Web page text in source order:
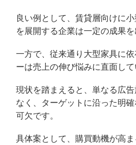
良い例として、賃貸層向けに
を展開する企業は一定の成果を
一方で、従来通り大型家具に
ーは売上の伸び悩みに直面して
現状を踏まえると、単なる広
なく、ターゲットに沿った明
可欠です。
具体案として、購買動機が高ま